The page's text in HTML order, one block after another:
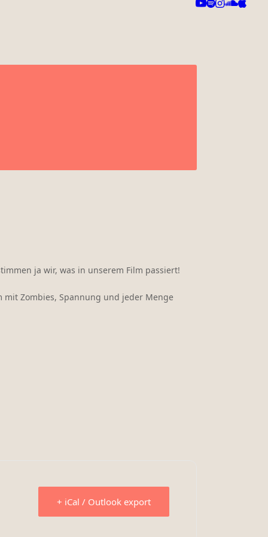
ja wir, was in unserem Film passiert!
mit Zombies, Spannung und jeder Menge
+ iCal / Outlook export